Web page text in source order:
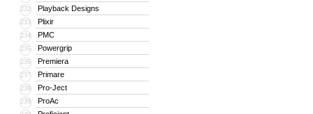
232 Playback Designs
233 Plixir
234 PMC
235 Powergrip
236 Premiera
237 Primare
238 Pro-Ject
239 ProAc